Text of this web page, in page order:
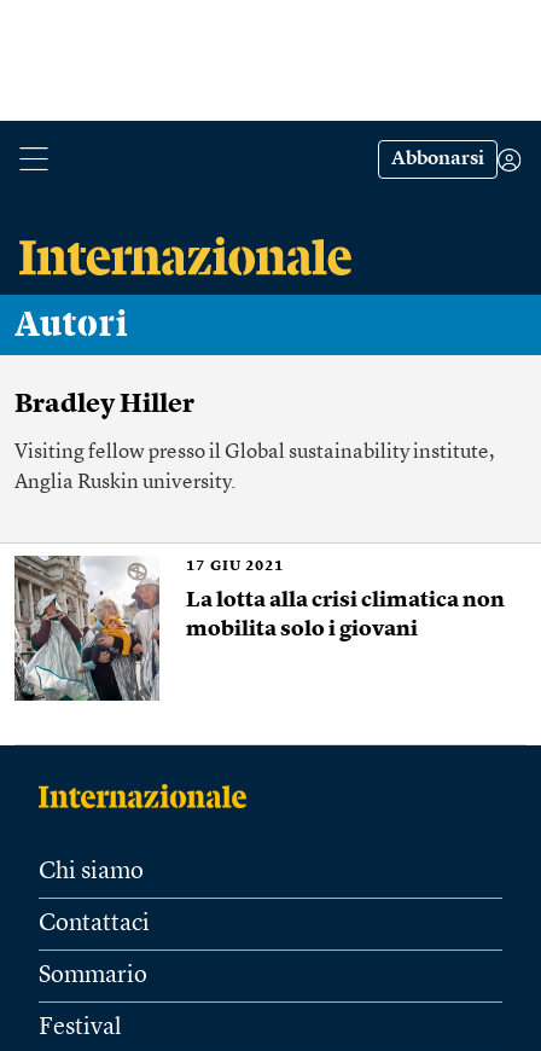
Abbonarsi
Autori
Bradley Hiller
Visiting fellow presso il Global sustainability institute,
Anglia Ruskin university.
17 GIU 2021
La lotta alla crisi climatica non
mobilita solo i giovani
Chi siamo
Contattaci
Sommario
Festival